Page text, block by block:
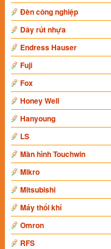
Đèn công nghiệp
Dây rút nhựa
Endress Hauser
Fuji
Fox
Honey Well
Hanyoung
LS
Màn hình Touchwin
Mikro
Mitsubishi
Máy thổi khí
Omron
RFS